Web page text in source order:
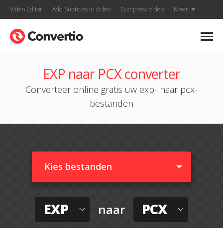
Video Editor Add Subtitles to Video Compress Video Meer
EXP naar PCX converter
Converteer online gratis uw exp- naar pcx-
bestanden
Kies bestanden
EXP naar PCX